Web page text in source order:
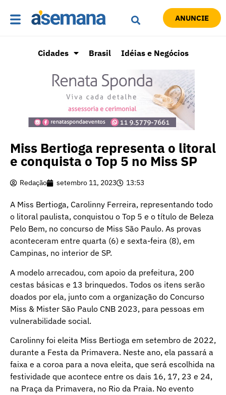
ANUNCIE
Cidades Brasil Idéias e Negócios
Miss Bertioga representa o litoral
e conquista o Top 5 no Miss SP
Redação setembro 11, 2023 13:53
A Miss Bertioga, Carolinny Ferreira, representando todo
o litoral paulista, conquistou o Top 5 e o título de Beleza
Pelo Bem, no concurso de Miss São Paulo. As provas
aconteceram entre quarta (6) e sexta-feira (8), em
Campinas, no interior de SP.
A modelo arrecadou, com apoio da prefeitura, 200
cestas básicas e 13 brinquedos. Todos os itens serão
doados por ela, junto com a organização do Concurso
Miss & Mister São Paulo CNB 2023, para pessoas em
vulnerabilidade social.
Carolinny foi eleita Miss Bertioga em setembro de 2022,
durante a Festa da Primavera. Neste ano, ela passará a
faixa e a coroa para a nova eleita, que será escolhida na
festividade que acontece entre os dais 16, 17, 23 e 24,
na Praça da Primavera, no Rio da Praia. No evento